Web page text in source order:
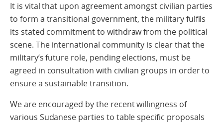
It is vital that upon agreement amongst civilian parties
to form a transitional government, the military fulfils
its stated commitment to withdraw from the political
scene. The international community is clear that the
military’s future role, pending elections, must be
agreed in consultation with civilian groups in order to
ensure a sustainable transition.
We are encouraged by the recent willingness of
various Sudanese parties to table specific proposals